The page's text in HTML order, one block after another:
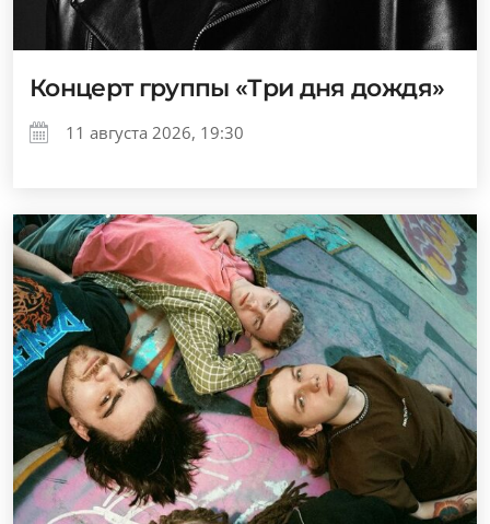
Концерт группы «Три дня дождя»
11 августа 2026, 19:30